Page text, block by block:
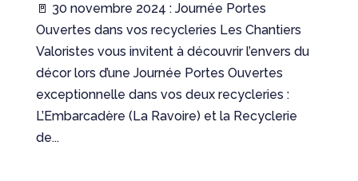
🚪 30 novembre 2024 : Journée Portes
Ouvertes dans vos recycleries Les Chantiers
Valoristes vous invitent à découvrir l’envers du
décor lors d’une Journée Portes Ouvertes
exceptionnelle dans vos deux recycleries :
L’Embarcadère (La Ravoire) et la Recyclerie
de...